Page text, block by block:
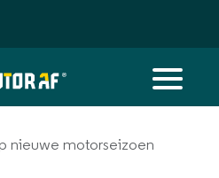
nieuwe motorseizoen